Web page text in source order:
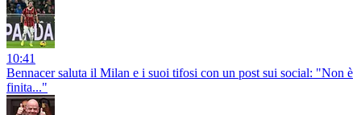
10:41
Bennacer saluta il Milan e i suoi tifosi con un post sui social: "Non è
finita..."